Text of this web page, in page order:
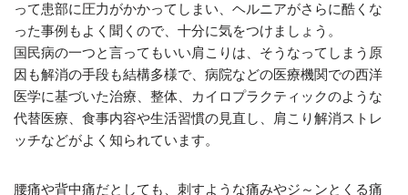
って患部に圧力がかかってしまい、ヘルニアがさらに酷くな
った事例もよく聞くので、十分に気をつけましょう。
国民病の一つと言ってもいい肩こりは、そうなってしまう原
因も解消の手段も結構多様で、病院などの医療機関での西洋
医学に基づいた治療、整体、カイロプラクティックのような
代替医療、食事内容や生活習慣の見直し、肩こり解消ストレ
ッチなどがよく知られています。
腰痛や背中痛だとしても、刺すような痛みやジ～ンとくる痛